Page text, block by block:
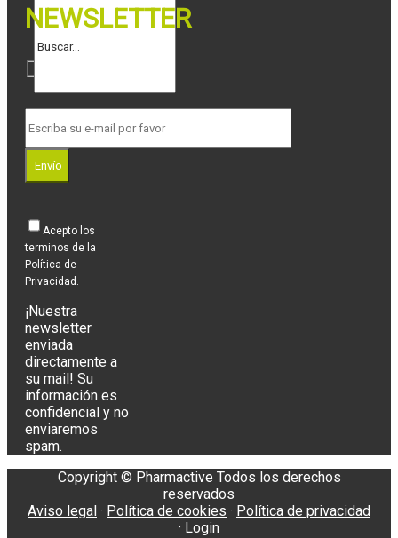
NEWSLETTER
Envío
Acepto los
terminos de la
Política de
Privacidad.
¡Nuestra
newsletter
enviada
directamente a
su mail! Su
información es
confidencial y no
enviaremos
spam.
Copyright © Pharmactive Todos los derechos
reservados
Aviso legal · Política de cookies · Política de privacidad
· Login